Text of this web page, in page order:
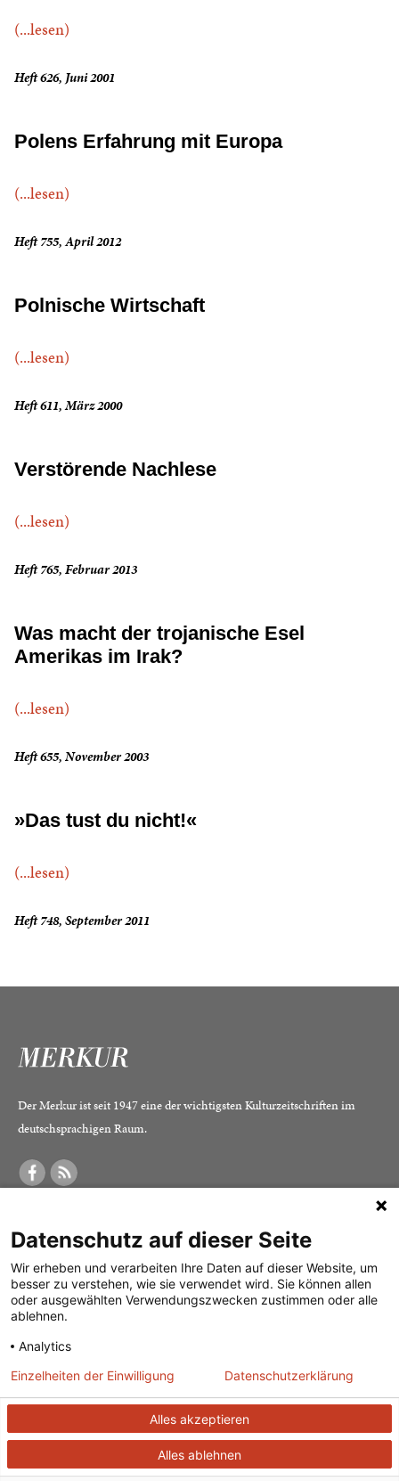
(...lesen)
Heft 626, Juni 2001
Polens Erfahrung mit Europa
(...lesen)
Heft 755, April 2012
Polnische Wirtschaft
(...lesen)
Heft 611, März 2000
Verstörende Nachlese
(...lesen)
Heft 765, Februar 2013
Was macht der trojanische Esel
Amerikas im Irak?
(...lesen)
Heft 655, November 2003
»Das tust du nicht!«
(...lesen)
Heft 748, September 2011
Der Merkur ist seit 1947 eine der wichtigsten Kulturzeitschriften im
deutschsprachigen Raum.
Was ist der Merkur?
Herausgeber /
Redaktion
Verlag
Alle Abos im Überblick
Print-Abo
Digital-Abo
Abo kündigen
Vertrag widerrufen
Impressum
Datenschutz
Mediadaten
© 2026J. G. Cotta’sche Buchhandlung Nachfolger GmbH| Technische
Datenschutz auf dieser Seite
Wir erheben und verarbeiten Ihre Daten auf dieser Website, um
besser zu verstehen, wie sie verwendet wird. Sie können allen
oder ausgewählten Verwendungszwecken zustimmen oder alle
ablehnen.
Analytics
Alles akzeptieren
Alles ablehnen
Einzelheiten der Einwilligung Datenschutzerklärung